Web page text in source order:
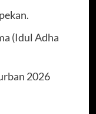
(Idul Adha
2026